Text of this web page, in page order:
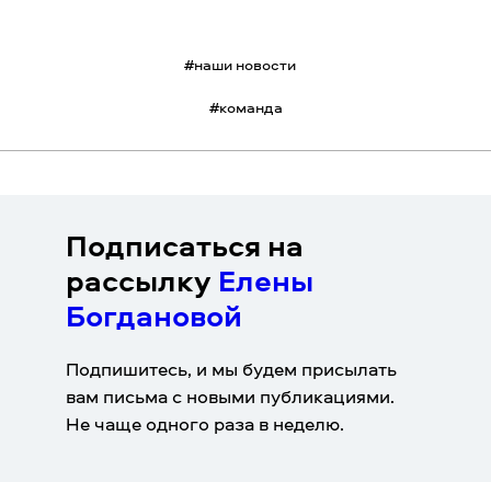
#наши новости
#команда
Подписаться на
рассылку Елены
Богдановой
Подпишитесь, и мы будем присылать
вам письма с новыми публикациями.
Не чаще одного раза в неделю.